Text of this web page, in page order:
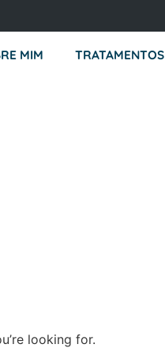
MIM TRATAMENTOS
looking for.